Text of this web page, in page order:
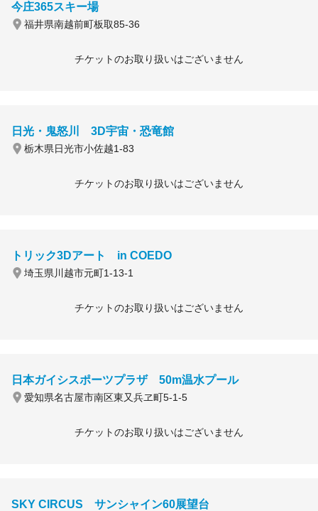
今庄365スキー場
福井県南越前町板取85-36
チケットのお取り扱いはございません
日光・鬼怒川 3D宇宙・恐竜館
栃木県日光市小佐越1-83
チケットのお取り扱いはございません
トリック3Dアート in COEDO
埼玉県川越市元町1-13-1
チケットのお取り扱いはございません
日本ガイシスポーツプラザ 50m温水プール
愛知県名古屋市南区東又兵ヱ町5-1-5
チケットのお取り扱いはございません
SKY CIRCUS サンシャイン60展望台